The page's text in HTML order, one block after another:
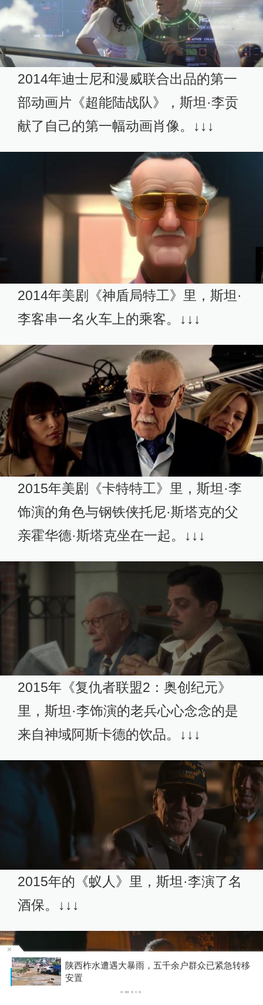
2014年迪士尼和漫威联合出品的第一
部动画片《超能陆战队》，斯坦·李贡
献了自己的第一幅动画肖像。↓↓↓
2014年美剧《神盾局特工》里，斯坦·
李客串一名火车上的乘客。↓↓↓
2015年美剧《卡特特工》里，斯坦·李
饰演的角色与钢铁侠托尼·斯塔克的父
亲霍华德·斯塔克坐在一起。↓↓↓
2015年《复仇者联盟2：奥创纪元》
里，斯坦·李饰演的老兵心心念念的是
来自神域阿斯卡德的饮品。↓↓↓
2015年的《蚁人》里，斯坦·李演了名
酒保。↓↓↓
陕西柞水遭遇大暴雨，五千余户群众已紧急转移
安置